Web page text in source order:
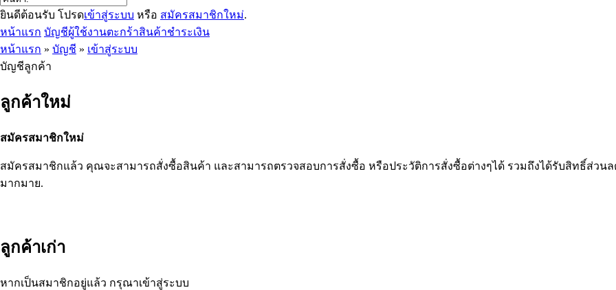
ยินดีต้อนรับ โปรดเข้าสู่ระบบ หรือ สมัครสมาชิกใหม่.
หน้าแรก บัญชีผู้ใช้งานตะกร้าสินค้าชำระเงิน
หน้าแรก » บัญชี » เข้าสู่ระบบ
บัญชีลูกค้า
ลูกค้าใหม่
สมัครสมาชิกใหม่
สมัครสมาชิกแล้ว คุณจะสามารถสั่งซื้อสินค้า และสามารถตรวจสอบการสั่งซื้อ หรือประวัติการสั่งซื้อต่างๆได้ รวมถึงได้รับสิทธิ์ส่วนล
มากมาย.
ลูกค้าเก่า
หากเป็นสมาชิกอยู่แล้ว กรุณาเข้าสู่ระบบ